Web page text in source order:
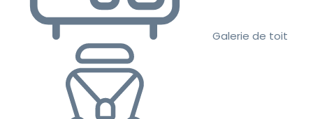
Galerie de toit